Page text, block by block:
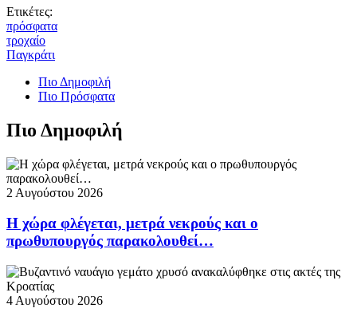
Ετικέτες:
πρόσφατα
τροχαίο
Παγκράτι
Πιο Δημοφιλή
Πιο Πρόσφατα
Πιο Δημοφιλή
2 Αυγούστου 2026
Η χώρα φλέγεται, μετρά νεκρούς και ο
πρωθυπουργός παρακολουθεί…
4 Αυγούστου 2026